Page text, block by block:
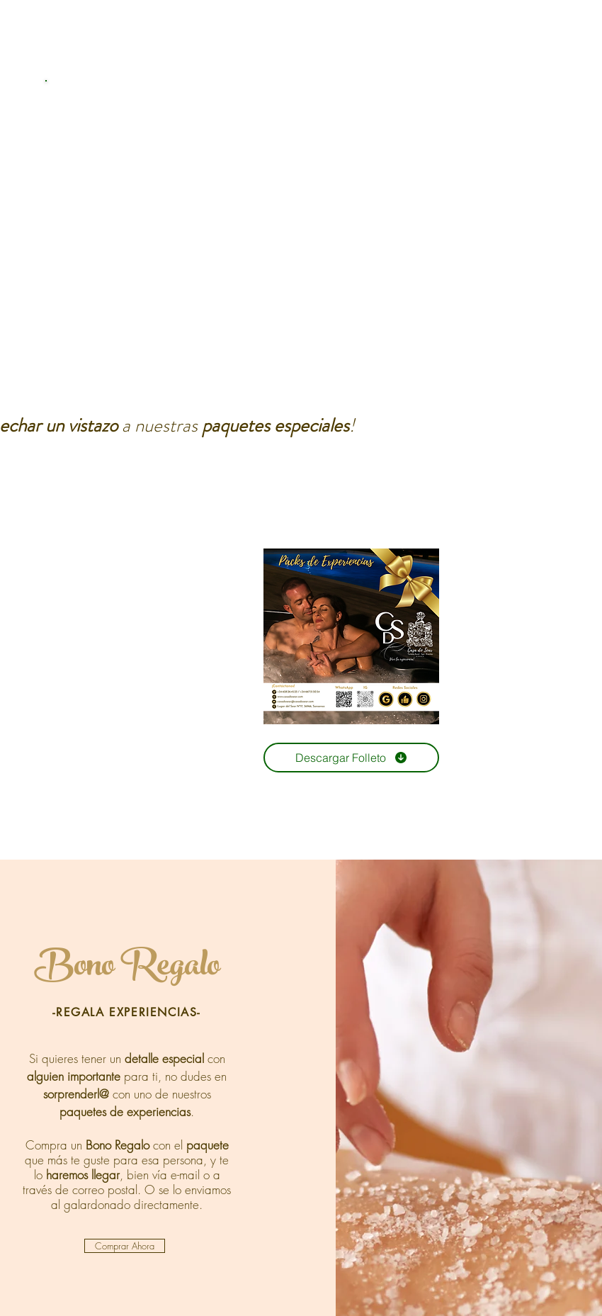
echar un vistazoa nuestraspaquetes especiales!
Descargar Folleto
Bono Regalo
-REGALA EXPERIENCIAS-
Si quieres tener un detalle especial con
alguien importante para ti, no dudes en
sorprenderl@con uno de nuestros
paquetes de experiencias.
Compra un Bono Regalocon el paquete
que más teguste para esa persona, y te
lo haremos llegar, bien vía e-mail o a
través decorreo postal. O se lo enviamos
al galardonado directamente.
Comprar Ahora